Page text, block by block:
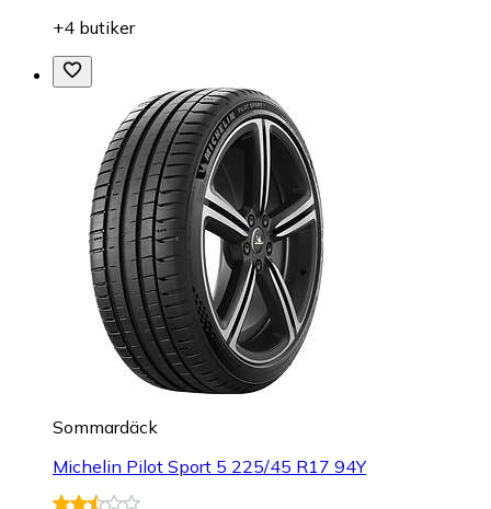
+4 butiker
Sommardäck
Michelin Pilot Sport 5 225/45 R17 94Y